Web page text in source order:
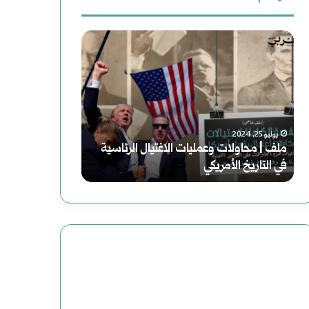
رواية
(الصاعدون
إلى
النعيم)
لموسى
رحوم
عباس:
فبراير 19, 2025
رواية (الصاعدون إلى النعيم) لموسى رحوم
عباس: داعش تنظيم مصنوع وضحاياه أبرياء
سوريا
الحلم
هاوية
منعطف